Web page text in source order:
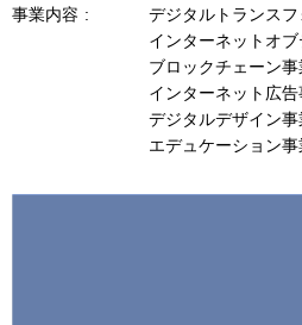
なお、当社では、個人情報
対策を定期的に見直し、改善
3 個人情報の取扱いの委託
当社においては、業務を円滑
業務を委託し、当該委託先
人情報を預託する場合があり
社は、委託先との間で取り扱
ぶなど、適切な監督を行いま
事業内容
デジタルトランス
インターネットオ
ブロックチェーン事
インターネット広
デジタルデザイン事
エデュケーション事